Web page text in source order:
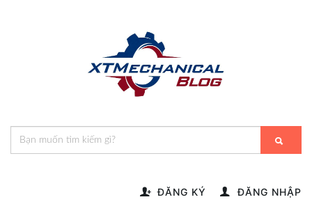
ĐĂNG KÝ ĐĂNG NHẬP